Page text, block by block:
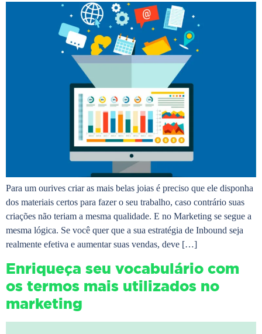
Para um ourives criar as mais belas joias é preciso que ele disponha
dos materiais certos para fazer o seu trabalho, caso contrário suas
criações não teriam a mesma qualidade. E no Marketing se segue a
mesma lógica. Se você quer que a sua estratégia de Inbound seja
realmente efetiva e aumentar suas vendas, deve […]
Enriqueça seu vocabulário com
os termos mais utilizados no
marketing